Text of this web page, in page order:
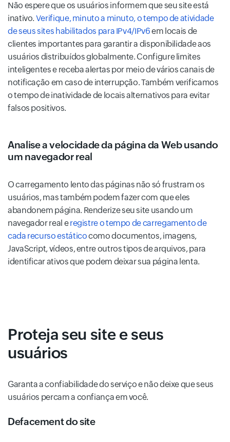
Não espere que os usuários informem que seu site está
inativo. Verifique, minuto a minuto, o tempo de atividade
de seus sites habilitados para IPv4/IPv6em locais de
clientes importantes para garantir a disponibilidade aos
usuários distribuídos globalmente. Configure limites
inteligentes e receba alertas por meio de vários canais de
notificação em caso de interrupção. Também verificamos
o tempo de inatividade de locais alternativos para evitar
falsos positivos.
Analise a velocidade da página da Web usando
um navegador real
O carregamento lento das páginas não só frustram os
usuários, mas também podem fazer com que eles
abandonem página. Renderize seu site usando um
navegador real eregistre o tempo de carregamento de
cada recurso estáticocomo documentos, imagens,
JavaScript, vídeos, entre outros tipos de arquivos, para
identificar ativos que podem deixar sua página lenta.
Proteja seu site e seus
usuários
Garanta a confiabilidade do serviço e não deixe que seus
usuários percam a confiança em você.
Defacement do site